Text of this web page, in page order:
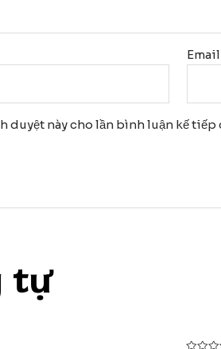
Email
duyệt này cho lần bình luận kế tiếp
tự